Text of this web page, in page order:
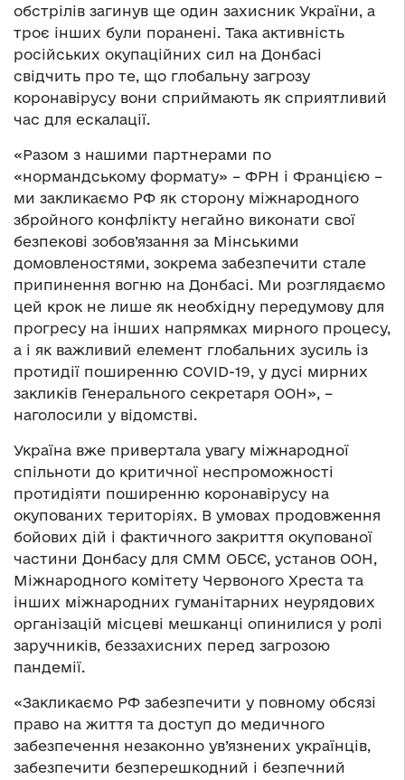
обстрілів загинув ще один захисник України, а
троє інших були поранені. Така активність
російських окупаційних сил на Донбасі
свідчить про те, що глобальну загрозу
коронавірусу вони сприймають як сприятливий
час для ескалації.
«Разом з нашими партнерами по
«нормандському формату» – ФРН і Францією –
ми закликаємо РФ як сторону міжнародного
збройного конфлікту негайно виконати свої
безпекові зобов’язання за Мінськими
домовленостями, зокрема забезпечити стале
припинення вогню на Донбасі. Ми розглядаємо
цей крок не лише як необхідну передумову для
прогресу на інших напрямках мирного процесу,
а і як важливий елемент глобальних зусиль із
протидії поширенню COVID-19, у дусі мирних
закликів Генерального секретаря ООН», –
наголосили у відомстві.
Україна вже привертала увагу міжнародної
спільноти до критичної неспроможності
протидіяти поширенню коронавірусу на
окупованих територіях. В умовах продовження
бойових дій і фактичного закриття окупованої
частини Донбасу для СММ ОБСЄ, установ ООН,
Міжнародного комітету Червоного Хреста та
інших міжнародних гуманітарних неурядових
організацій місцеві мешканці опинилися у ролі
заручників, беззахисних перед загрозою
пандемії.
«Закликаємо РФ забезпечити у повному обсязі
право на життя та доступ до медичного
забезпечення незаконно ув’язнених українців,
забезпечити безперешкодний і безпечний